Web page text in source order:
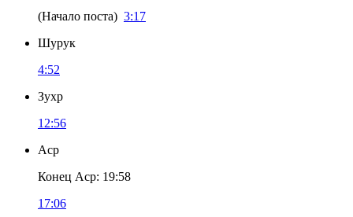
(Начало поста) 3:17
Шурук
4:52
Зухр
12:56
Аср
Конец Аср: 19:58
17:06